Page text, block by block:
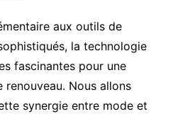
aux outils de
la technologie
fascinantes pour une
renouveau. Nous allons
synergie entre mode et